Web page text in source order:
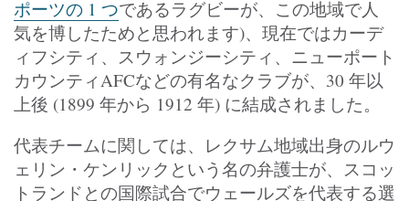
ポーツの 1 つであるラグビーが、この地域で人
気を博したためと思われます)、現在ではカーデ
ィフシティ、スウォンジーシティ、ニューポート
カウンティAFCなどの有名なクラブが、30 年以
上後 (1899 年から 1912 年) に結成されました。
代表チームに関しては、レクサム地域出身のルウ
ェリン・ケンリックという名の弁護士が、スコッ
トランドとの国際試合でウェールズを代表する選